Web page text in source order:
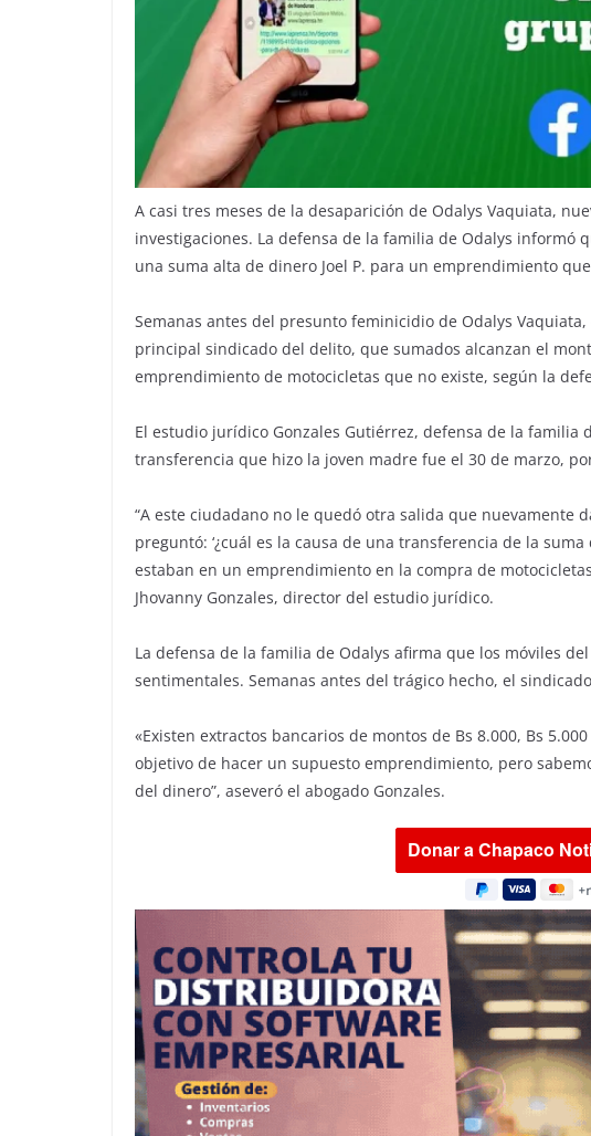
A casi tres meses de la desaparición de Odalys Vaquiata,
investigaciones. La defensa de la familia de Odalys informó
una suma alta de dinero Joel P. para un emprendimiento
Semanas antes del presunto feminicidio de Odalys
principal sindicado del delito, que sumados alcanzan el
emprendimiento de motocicletas que no existe, según la
El estudio jurídico Gonzales Gutiérrez, defensa de la familia
transferencia que hizo la joven madre fue el 30 de marzo,
“A este ciudadano no le quedó otra salida que nuevamente
preguntó: ‘¿cuál es la causa de una transferencia de la suma
estaban en un emprendimiento en la compra de
Jhovanny Gonzales, director del estudio jurídico.
La defensa de la familia de Odalys afirma que los móviles
sentimentales. Semanas antes del trágico hecho, el
«Existen extractos bancarios de montos de Bs 8.000, Bs
objetivo de hacer un supuesto emprendimiento, pero
del dinero”, aseveró el abogado Gonzales.